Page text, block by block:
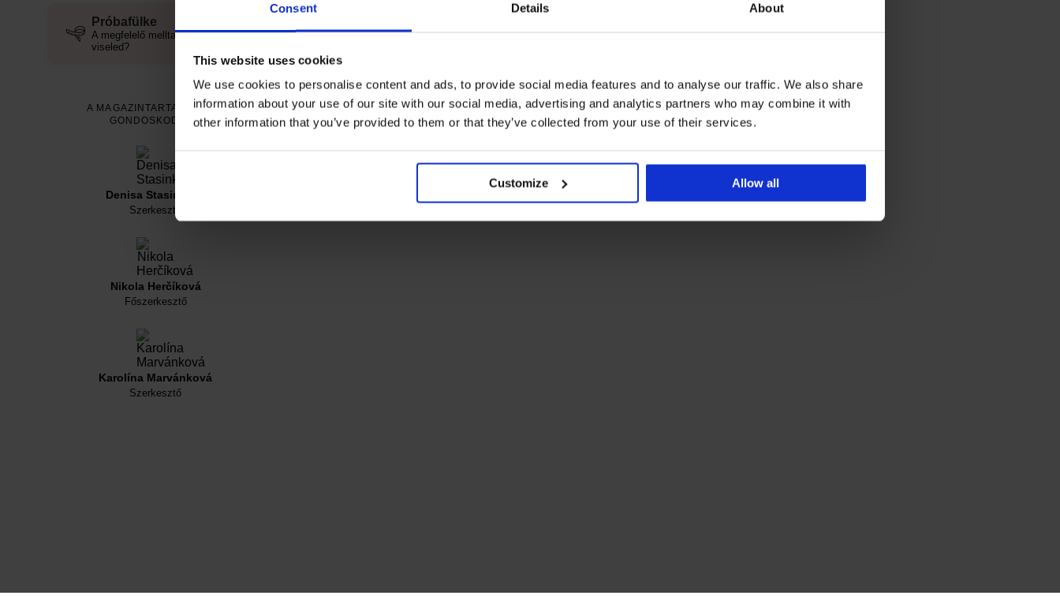
Consent Details About
This website uses cookies
We use cookies to personalise content and ads, to provide social media features and to analyse our traffic. We also share
information about your use of our site with our social media, advertising and analytics partners who may combine it with
other information that you’ve provided to them or that they’ve collected from your use of their services.
Customize Allow all
Próbafülke
A megfelelő melltartóméretet
viseled?
A MAGAZINTARTALOMRÓL
GONDOSKODNAK
Denisa Stasinková
Szerkesztő
Nikola Herčíková
Főszerkesztő
Karolína Marvánková
Szerkesztő